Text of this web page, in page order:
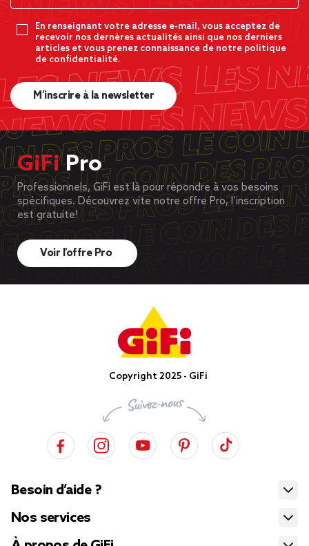
En renseignant votre adresse e-mail, vous acceptez de
recevoir nos dernères actualités ainsi que nos derniers
articles et vous prenez connaissance de notre politique
de confidentialité.
M’inscrire à la newsletter
GiFiPro
Professionnels, GiFi est là pour répondre à vos besoins
spécifiques. Découvrez vite notre offre Pro, l’inscription
est gratuite!
Voir l’offre Pro
Copyright 2025 - GiFi
Besoin d’aide ?
Nos services